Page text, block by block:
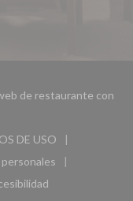
de restaurante con
en una nueva ventana))
DE USO
((abre en una nueva
una nueva ventana))
ventana))